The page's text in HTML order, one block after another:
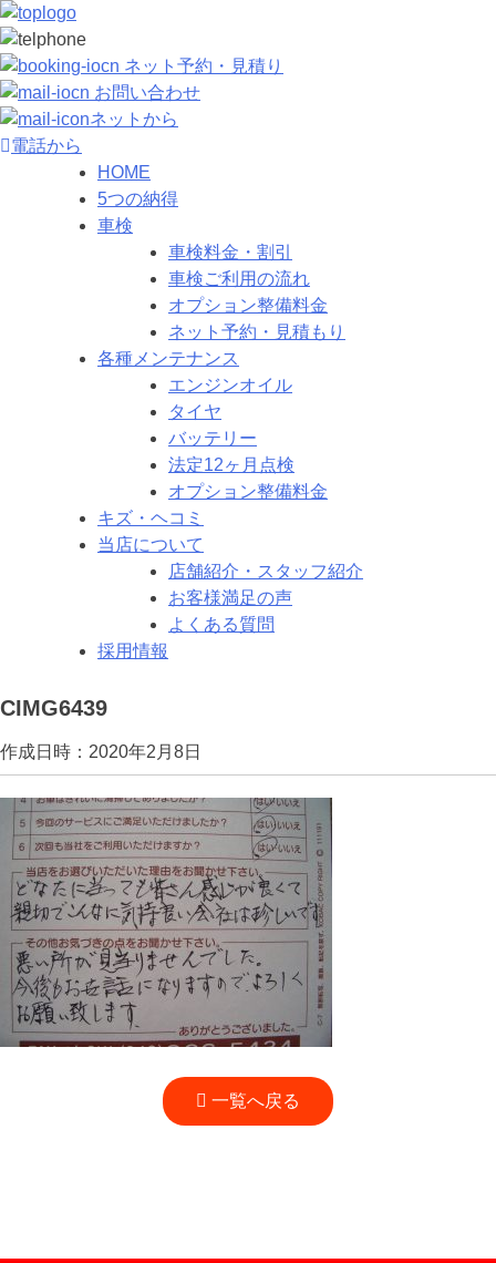
ネット予約・見積り
お問い合わせ
ネットから
電話から
HOME
5つの納得
車検
車検料金・割引
車検ご利用の流れ
オプション整備料金
ネット予約・見積もり
各種メンテナンス
エンジンオイル
タイヤ
バッテリー
法定12ヶ月点検
オプション整備料金
キズ・ヘコミ
当店について
店舗紹介・スタッフ紹介
お客様満足の声
よくある質問
採用情報
CIMG6439
作成日時：2020年2月8日
一覧へ戻る